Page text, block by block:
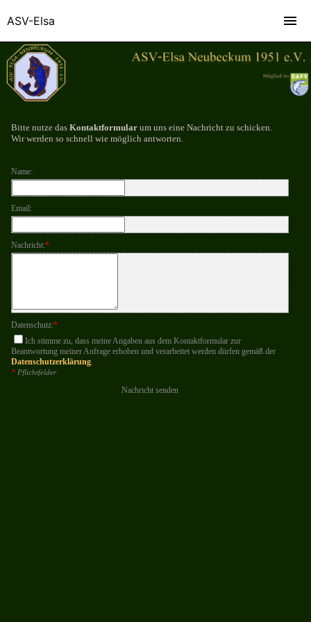
Bitte nutze das Kontaktformular um uns eine Nachricht zu schicken.
Wir werden so schnell wie möglich antworten.
Name:
Email:
Nachricht:*
Datenschutz:*
Ich stimme zu, dass meine Angaben aus dem Kontaktformular zur
Beantwortung meiner Anfrage erhoben und verarbeitet werden dürfen gemäß der
Datenschutzerklärung.
* Pflichtfelder
Nachricht senden
ASV-Elsa